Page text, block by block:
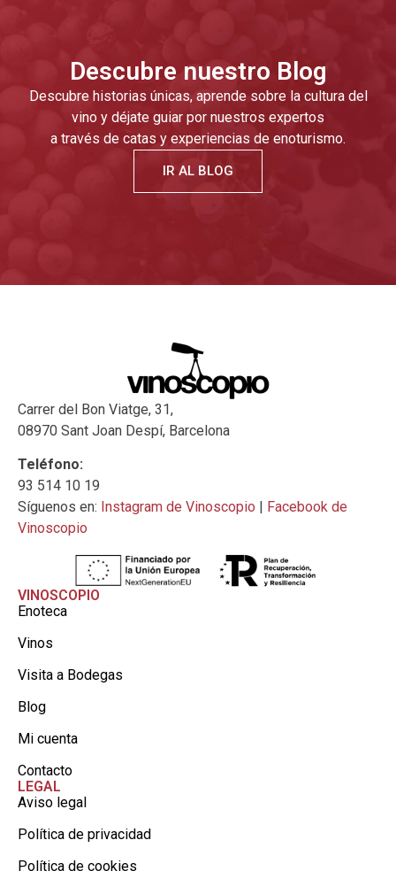
Descubre nuestro Blog
Descubre historias únicas, aprende sobre la cultura del
vino y déjate guiar por nuestros expertos
a través de catas y experiencias de enoturismo.
IR AL BLOG
Carrer del Bon Viatge, 31,
08970 Sant Joan Despí, Barcelona
Teléfono:
93 514 10 19
Síguenos en: Instagram de Vinoscopio
Facebook de
Vinoscopio
VINOSCOPIO
Enoteca
Vinos
Visita a Bodegas
Blog
Mi cuenta
Contacto
LEGAL
Aviso legal
Política de privacidad
Política de cookies